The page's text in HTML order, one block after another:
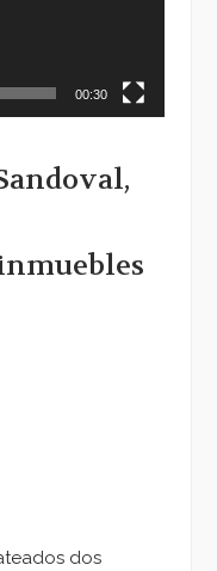
00:30
dos